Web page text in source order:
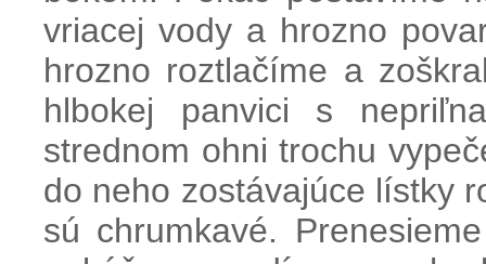
vriacej vody a hrozno
hrozno roztlačíme a
hlbokej panvici s
strednom ohni trochu
do neho zostávajúce lístky
sú chrumkavé.